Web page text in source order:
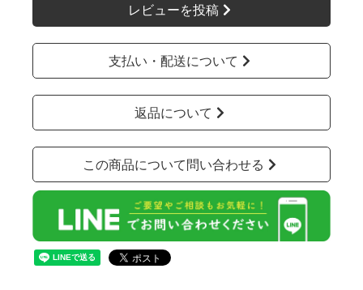
レビューを投稿
支払い・配送について
返品について
この商品について問い合わせる